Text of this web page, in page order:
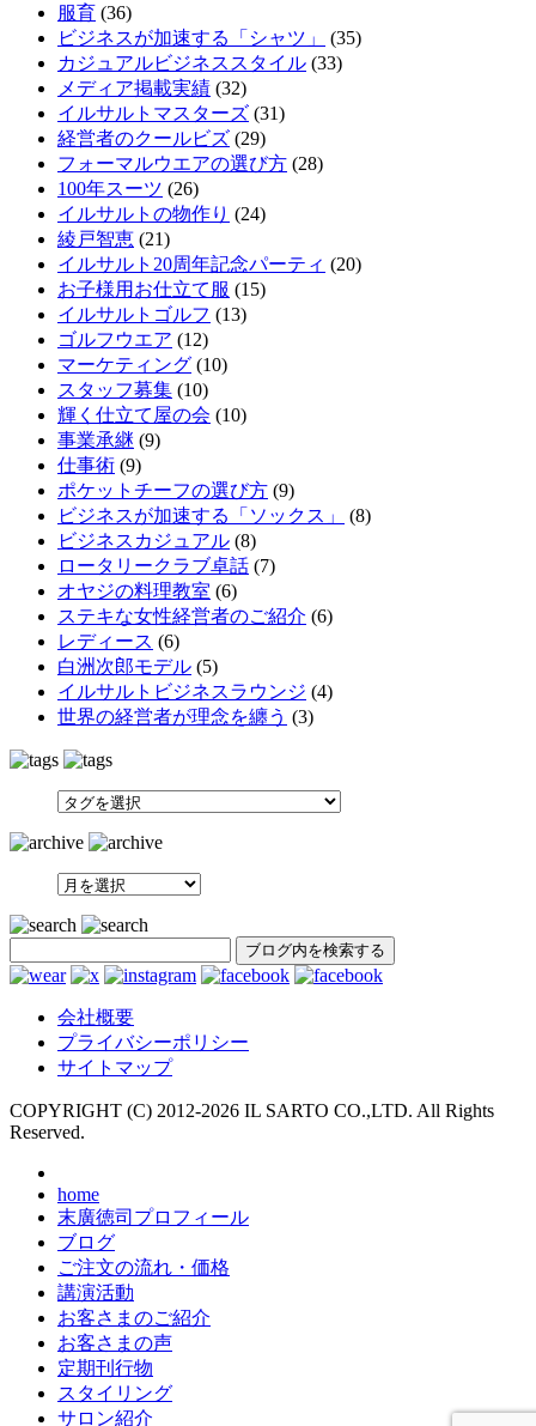
服育 (36)
ビジネスが加速する「シャツ」
(35)
カジュアルビジネススタイル (33)
メディア掲載実績 (32)
イルサルトマスターズ (31)
経営者のクールビズ (29)
フォーマルウエアの選び方 (28)
100年スーツ (26)
イルサルトの物作り (24)
綾戸智恵 (21)
イルサルト20周年記念パーティ (20)
お子様用お仕立て服 (15)
イルサルトゴルフ (13)
ゴルフウエア (12)
マーケティング (10)
スタッフ募集 (10)
輝く仕立て屋の会 (10)
事業承継 (9)
仕事術 (9)
ポケットチーフの選び方 (9)
ビジネスが加速する「ソックス」
(8)
ビジネスカジュアル (8)
ロータリークラブ卓話 (7)
オヤジの料理教室 (6)
ステキな女性経営者のご紹介 (6)
レディース (6)
白洲次郎モデル (5)
イルサルトビジネスラウンジ (4)
世界の経営者が理念を纏う (3)
SEARCH
会社概要
プライバシーポリシー
サイトマップ
COPYRIGHT (C) 2012-2026 IL SARTO CO.,LTD. All Rights
Reserved.
home
末廣徳司プロフィール
ブログ
ご注文の流れ・価格
講演活動
お客さまのご紹介
お客さまの声
定期刊行物
スタイリング
サロン紹介